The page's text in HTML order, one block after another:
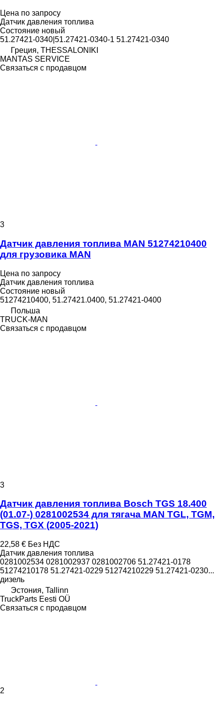
Цена по запросу
Датчик давления топлива
Состояние новый
51.27421-0340|51.27421-0340-1 51.27421-0340
Греция, THESSALONIKI
MANTAS SERVICE
Связаться с продавцом
3
Датчик давления топлива MAN 51274210400
для грузовика MAN
Цена по запросу
Датчик давления топлива
Состояние новый
51274210400, 51.27421.0400, 51.27421-0400
Польша
TRUCK-MAN
Связаться с продавцом
3
Датчик давления топлива Bosch TGS 18.400
(01.07-) 0281002534 для тягача MAN TGL, TGM,
TGS, TGX (2005-2021)
22,58 € Без НДС
Датчик давления топлива
0281002534 0281002937 0281002706 51.27421-0178
51274210178 51.27421-0229 51274210229 51.27421-0230...
дизель
Эстония, Tallinn
TruckParts Eesti OÜ
Связаться с продавцом
2